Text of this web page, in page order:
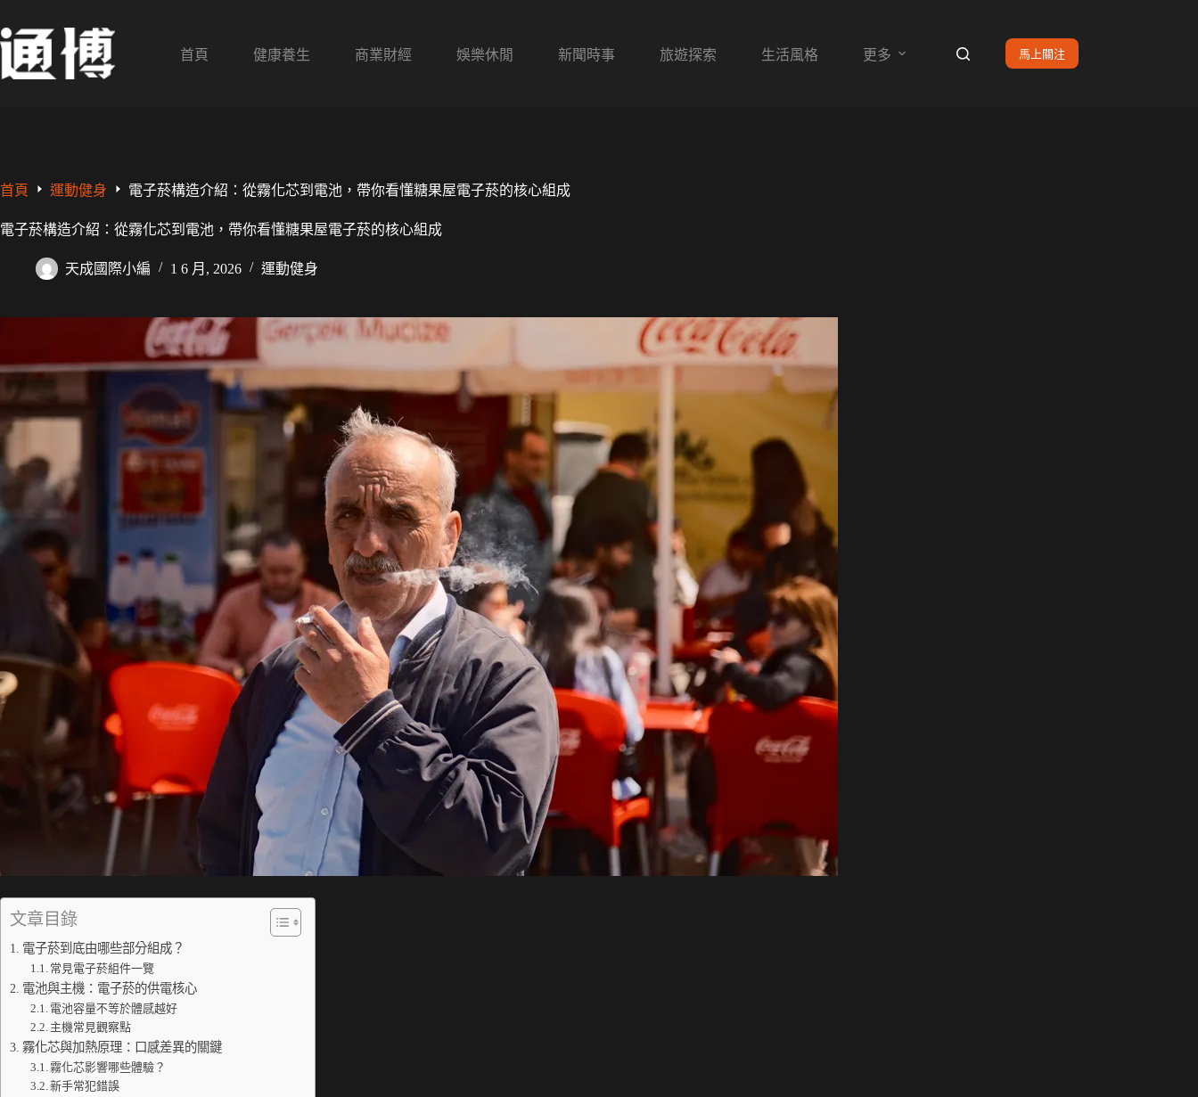
至
要
首頁 健康養生 商業財經 娛樂休閒 新聞時事 旅遊探索 生活風格 更多 馬上關注
首頁 運動健身 電子菸構造介紹：從霧化芯到電池，帶你看懂糖果屋電子菸的核心組成
電子菸構造介紹：從霧化芯到電池，帶你看懂糖果屋電子菸的核心組成
天成國際小編 1 6 月, 2026 運動健身
文章目錄
電子菸到底由哪些部分組成？
常見電子菸組件一覽
電池與主機：電子菸的供電核心
電池容量不等於體感越好
主機常見觀察點
霧化芯與加熱原理：口感差異的關鍵
霧化芯影響哪些體驗？
新手常犯錯誤